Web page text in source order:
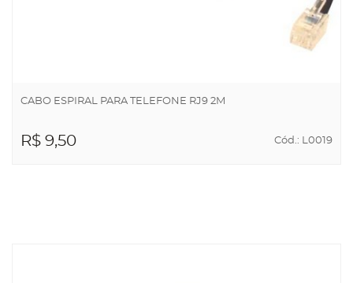
CABO ESPIRAL PARA TELEFONE RJ9 2M
R$ 9,50 Cód.: L0019